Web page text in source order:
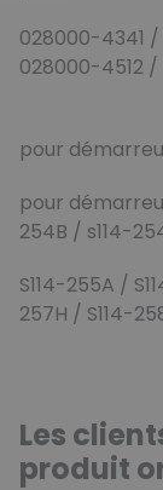
028000-4341
028000-4512
pour
pour
254B / s114-
S114-255A /
257H / S114-
Les
produit